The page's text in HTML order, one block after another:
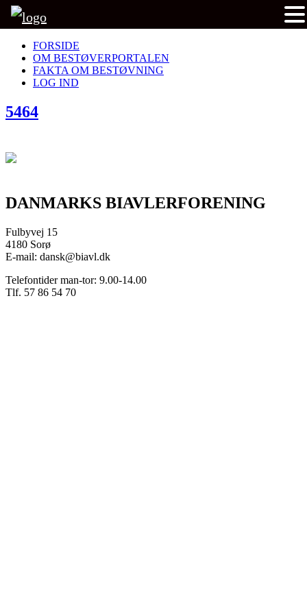
FORSIDE
OM BESTØVERPORTALEN
FAKTA OM BESTØVNING
LOG IND
5464
DANMARKS BIAVLERFORENING
Fulbyvej 15
4180 Sorø
E-mail: dansk@biavl.dk
Telefontider man-tor: 9.00-14.00
Tlf. 57 86 54 70